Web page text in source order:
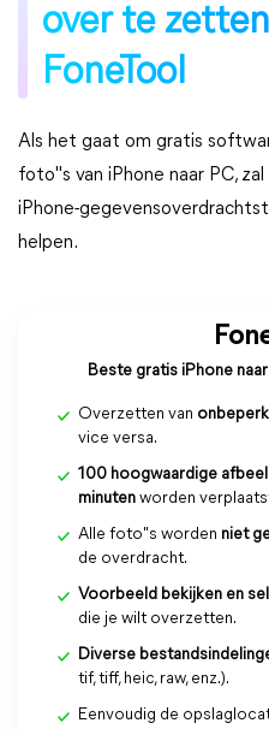
over te
FoneTool
Als het gaat om gratis
foto"s van iPhone naar PC,
iPhone-
helpen.
Beste gratis iPhone
Overzetten van
vice versa.
100 hoogwaardige
minuten worden
Alle foto"s worden niet
de overdracht.
Voorbeeld bekijken en
die je wilt overzetten.
Diverse
tif, tiff, heic, raw, enz.).
Eenvoudig de